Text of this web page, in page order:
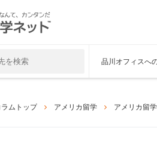
品川オフィスへ
ムトップ アメリカ留学